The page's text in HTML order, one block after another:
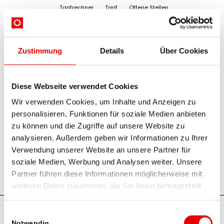
Zustimmung Details Über Cookies
Diese Webseite verwendet Cookies
Wir verwenden Cookies, um Inhalte und Anzeigen zu
personalisieren, Funktionen für soziale Medien anbieten
zu können und die Zugriffe auf unsere Website zu
analysieren. Außerdem geben wir Informationen zu Ihrer
Verwendung unserer Website an unsere Partner für
soziale Medien, Werbung und Analysen weiter. Unsere
Partner führen diese Informationen möglicherweise mit
weiteren Daten zusammen, die Sie ihnen bereitgestellt
Tarifrechner Tarif Offene Stellen
Startseite /Suchergebnisse für ""
Suche